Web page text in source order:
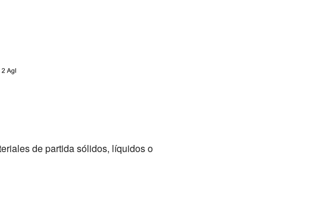
de partida sólidos, líquidos o